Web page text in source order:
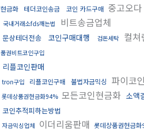
현금화 테더코인송금 코인 카드구매 중고오다
국내거래소fds깨는법 비트송금업체
문상테더전송 코인구매대행 검돈세탁 컬쳐
품권비트코인구입
리플코인판매
tron구입 리플코인구매 불법자금믹싱 파이코
롯데상품권현금화94% 모든코인현금화 소액
코인추적피하는방법
자금믹싱업체 이더리움판매 롯데상품권현금